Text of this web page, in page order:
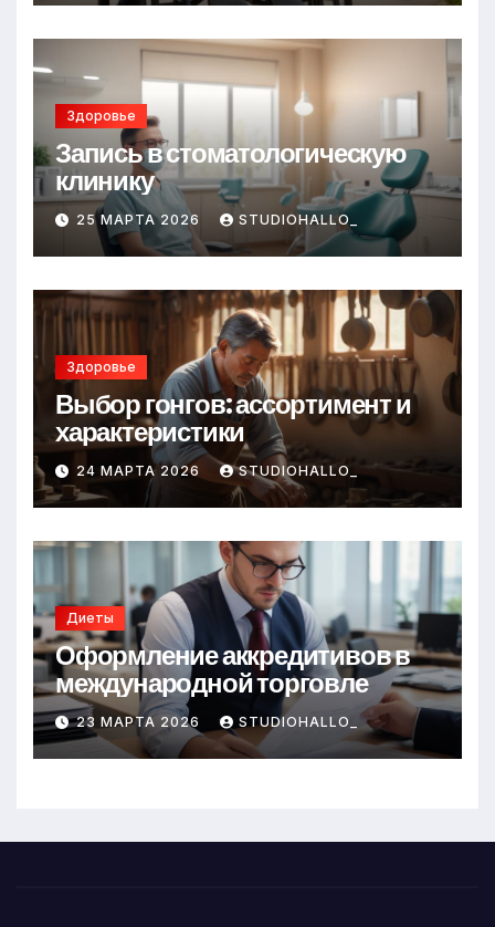
Здоровье
Запись в стоматологическую
клинику
25 МАРТА 2026 STUDIOHALLO_
Здоровье
Выбор гонгов: ассортимент и
характеристики
24 МАРТА 2026 STUDIOHALLO_
Диеты
Оформление аккредитивов в
международной торговле
23 МАРТА 2026 STUDIOHALLO_